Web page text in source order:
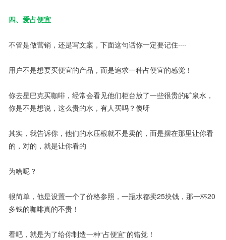
四、爱占便宜
不管是做营销，还是写文案，下面这句话你一定要记住····
用户不是想要买便宜的产品，而是追求一种占便宜的感觉！
你去星巴克买咖啡，经常会看见他们柜台放了一些很贵的矿泉水，
你是不是想说，这么贵的水，有人买吗？傻呀
其实，我告诉你，他们的水压根就不是卖的，而是摆在那里让你看
的，对的，就是让你看的
为啥呢？
很简单，他是设置一个了价格参照，一瓶水都卖25块钱，那一杯20
多钱的咖啡真的不贵！
看吧，就是为了给你制造一种“占便宜”的错觉！